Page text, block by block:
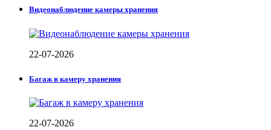
Видеонаблюдение камеры хранения
22-07-2026
Багаж в камеру хранения
22-07-2026